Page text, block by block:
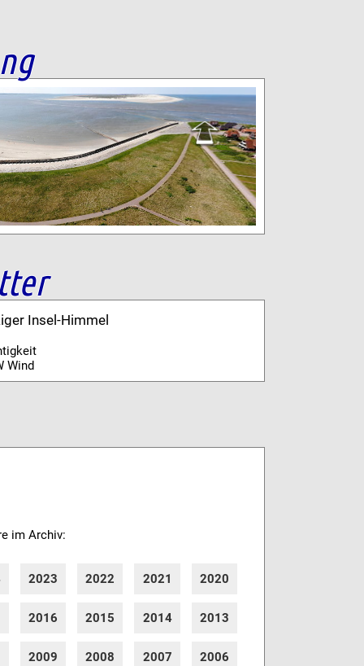
Insel-Himmel
Wind
im Archiv:
2023 2022 2021 2020
2016 2015 2014 2013
2009 2008 2007 2006